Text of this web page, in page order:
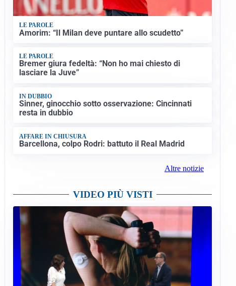
LE PAROLE
Amorim: “Il Milan deve puntare allo scudetto”
LE PAROLE
Bremer giura fedeltà: “Non ho mai chiesto di
lasciare la Juve”
IN DUBBIO
Sinner, ginocchio sotto osservazione: Cincinnati
resta in dubbio
AFFARE IN CHIUSURA
Barcellona, colpo Rodri: battuto il Real Madrid
Altre notizie
VIDEO PIÙ VISTI